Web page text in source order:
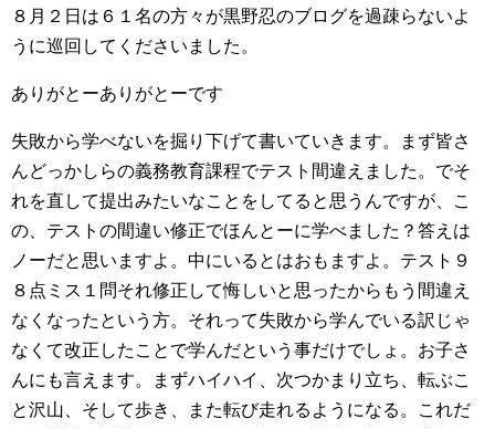
８月２日は６１名の方々が黒野忍のブログを過疎らないよ
うに巡回してくださいました。
ありがとーありがとーです
失敗から学べないを掘り下げて書いていきます。まず皆さ
んどっかしらの義務教育課程でテスト間違えました。でそ
れを直して提出みたいなことをしてると思うんですが、こ
の、テストの間違い修正でほんとーに学べました？答えは
ノーだと思いますよ。中にいるとはおもますよ。テスト９
８点ミス１問それ修正して悔しいと思ったからもう間違え
なくなったという方。それって失敗から学んでいる訳じゃ
なくて改正したことで学んだという事だけでしょ。お子さ
んにも言えます。まずハイハイ、次つかまり立ち、転ぶこ
と沢山、そして歩き、また転び走れるようになる。これだ